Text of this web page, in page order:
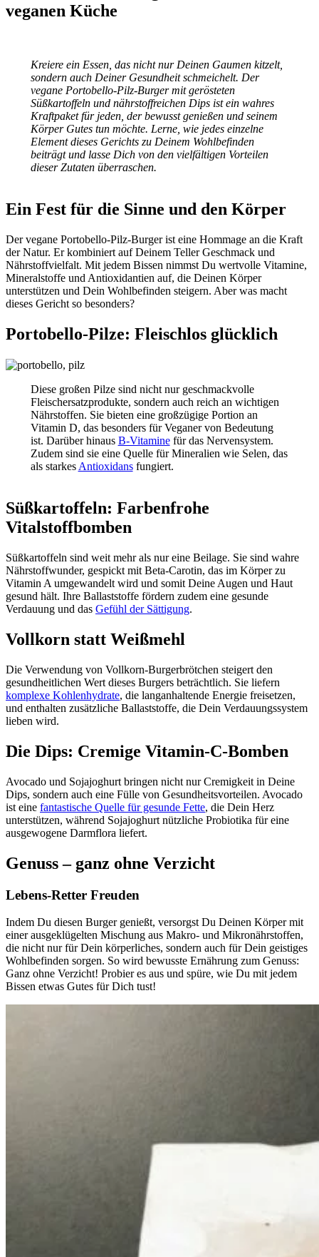
veganen Küche
Kreiere ein Essen, das nicht nur Deinen Gaumen kitzelt,
sondern auch Deiner Gesundheit schmeichelt. Der
vegane Portobello-Pilz-Burger mit gerösteten
Süßkartoffeln und nährstoffreichen Dips ist ein wahres
Kraftpaket für jeden, der bewusst genießen und seinem
Körper Gutes tun möchte. Lerne, wie jedes einzelne
Element dieses Gerichts zu Deinem Wohlbefinden
beiträgt und lasse Dich von den vielfältigen Vorteilen
dieser Zutaten überraschen.
Ein Fest für die Sinne und den Körper
Der vegane Portobello-Pilz-Burger ist eine Hommage an die Kraft
der Natur. Er kombiniert auf Deinem Teller Geschmack und
Nährstoffvielfalt. Mit jedem Bissen nimmst Du wertvolle Vitamine,
Mineralstoffe und Antioxidantien auf, die Deinen Körper
unterstützen und Dein Wohlbefinden steigern. Aber was macht
dieses Gericht so besonders?
Portobello-Pilze: Fleischlos glücklich
Diese großen Pilze sind nicht nur geschmackvolle
Fleischersatzprodukte, sondern auch reich an wichtigen
Nährstoffen. Sie bieten eine großzügige Portion an
Vitamin D, das besonders für Veganer von Bedeutung
ist. Darüber hinaus B-Vitaminefür das Nervensystem.
Zudem sind sie eine Quelle für Mineralien wie Selen, das
als starkesAntioxidansfungiert.
Süßkartoffeln: Farbenfrohe
Vitalstoffbomben
Süßkartoffeln sind weit mehr als nur eine Beilage. Sie sind wahre
Nährstoffwunder, gespickt mit Beta-Carotin, das im Körper zu
Vitamin A umgewandelt wird und somit Deine Augen und Haut
gesund hält. Ihre Ballaststoffe fördern zudem eine gesunde
Verdauung und das Gefühl der Sättigung.
Vollkorn statt Weißmehl
Die Verwendung von Vollkorn-Burgerbrötchen steigert den
gesundheitlichen Wert dieses Burgers beträchtlich. Sie liefern
komplexe Kohlenhydrate, die langanhaltende Energie freisetzen,
und enthalten zusätzliche Ballaststoffe, die Dein Verdauungssystem
lieben wird.
Die Dips: Cremige Vitamin-C-Bomben
Avocado und Sojajoghurt bringen nicht nur Cremigkeit in Deine
Dips, sondern auch eine Fülle von Gesundheitsvorteilen. Avocado
ist eine fantastische Quelle für gesunde Fette, die Dein Herz
unterstützen, während Sojajoghurt nützliche Probiotika für eine
ausgewogene Darmflora liefert.
Genuss – ganz ohne Verzicht
Lebens-Retter Freuden
Indem Du diesen Burger genießt, versorgst Du Deinen Körper mit
einer ausgeklügelten Mischung aus Makro- und Mikronährstoffen,
die nicht nur für Dein körperliches, sondern auch für Dein geistiges
Wohlbefinden sorgen. So wird bewusste Ernährung zum Genuss:
Ganz ohne Verzicht! Probier es aus und spüre, wie Du mit jedem
Bissen etwas Gutes für Dich tust!